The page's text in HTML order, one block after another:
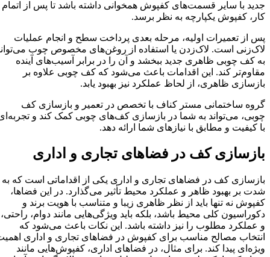
جدید با سایر قسمت‌های کفپوش همخوانی داشته باشد تا پس از اتمام
کار، کفپوش یکپارچه به نظر برسد.
پس از تعمیرات اولیه، مرحله بعدی پرداخت سطح و انجام عملیات
لاک‌زنی است. لاک‌زدن یا استفاده از روغن‌های مخصوص چوب می‌تواند
به کف چوبی ظاهری جدید ببخشد و آن را در برابر آسیب‌های آینده
مقاوم‌تر کند. این اقدامات باعث می‌شود که کف چوبی علاوه بر
بازسازی ظاهری، از لحاظ عملکرد نیز بهبود یابد.
گروه ساختمانی مستر کناف با تخصص در تعمیر و بازسازی کف
چوبی، می‌تواند به شما در بازسازی کف‌های چوبی کمک کند و تجربه‌ای
با کیفیت و مطابق با نیازهای شما ارائه دهد.
بازسازی کف در فضاهای تجاری و اداری
بازسازی کف در فضاهای تجاری و اداری یکی از اقداماتی است که به
شدت بر بهبود ظاهر و عملکرد محیط تأثیر می‌گذارد. در این فضاها،
کفپوش نه تنها باید از نظر ظاهری زیبا و متناسب با هویت برند و
دکوراسیون کلی محیط باشد، بلکه باید ویژگی‌هایی مانند دوام، راحتی،
و عملکرد مطلوب را نیز داشته باشد. این نکات باعث می‌شود که
انتخاب مصالح مناسب برای کفپوش در فضاهای تجاری و اداری اهمیت
ویژه‌ای پیدا کند. برای مثال، در فضاهای اداری، کفپوش‌هایی مانند